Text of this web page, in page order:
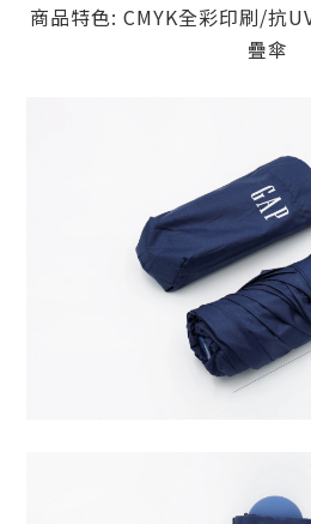
商品特色: CMYK全彩印刷/抗
疊傘